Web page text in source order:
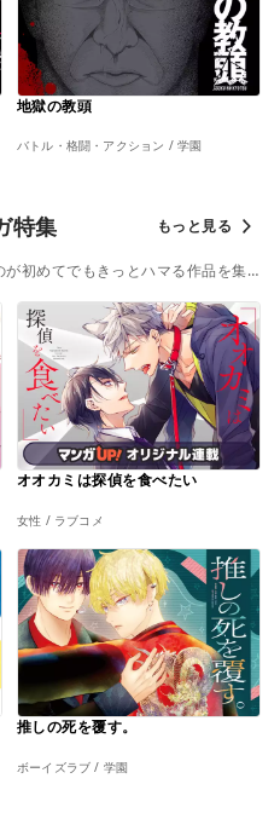
地獄の教頭
バトル・格闘・アクション / 学園
特集 もっと見る
初めてでもきっとハマる作品を集
オオカミは探偵を食べたい
女性 / ラブコメ
推しの死を覆す。
ボーイズラブ / 学園